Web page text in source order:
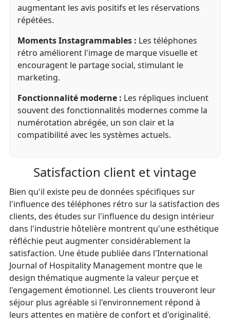
augmentant les avis positifs et les réservations
répétées.
Moments Instagrammables : Les téléphones
rétro améliorent l'image de marque visuelle et
encouragent le partage social, stimulant le
marketing.
Fonctionnalité moderne : Les répliques incluent
souvent des fonctionnalités modernes comme la
numérotation abrégée, un son clair et la
compatibilité avec les systèmes actuels.
Satisfaction client et vintage
Bien qu'il existe peu de données spécifiques sur
l'influence des téléphones rétro sur la satisfaction des
clients, des études sur l'influence du design intérieur
dans l'industrie hôtelière montrent qu'une esthétique
réfléchie peut augmenter considérablement la
satisfaction. Une étude publiée dans l'International
Journal of Hospitality Management montre que le
design thématique augmente la valeur perçue et
l'engagement émotionnel. Les clients trouveront leur
séjour plus agréable si l'environnement répond à
leurs attentes en matière de confort et d'originalité.